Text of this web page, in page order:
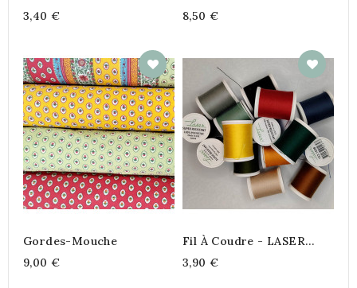
Mm
3,40 €
8,50 €
Gordes-Mouche
9,00 €
Fil À Coudre - LASER
Super Résistant Out Door
200m
3,90 €